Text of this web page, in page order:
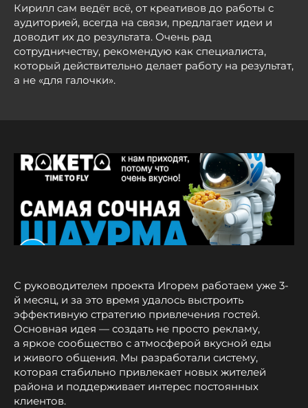
Кирилл сам ведёт всё, от креативов до работы с
аудиторией, всегда на связи, предлагает идеи и
доводит их до результата. Очень рад
сотрудничеству, рекомендую как специалиста,
который действительно делает работу на результат,
а не «для галочки».
С руководителем проекта Игорем работаем уже 3-
й месяц, и за это время удалось выстроить
эффективную стратегию привлечения гостей.
Основная идея — создать не просто рекламу,
а яркое сообщество с атмосферой вкусной еды
и живого общения. Мы разработали систему,
которая стабильно привлекает новых жителей
района и поддерживает интерес постоянных
клиентов.